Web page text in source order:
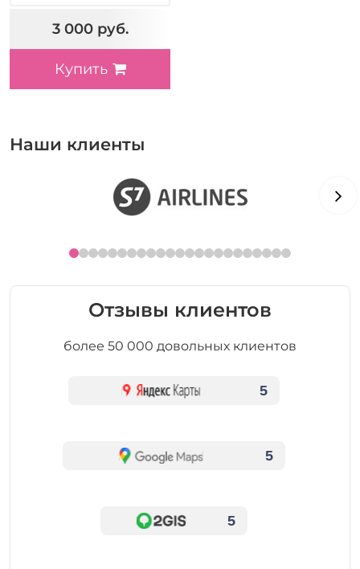
3 000 руб.
Купить
Наши клиенты
Отзывы клиентов
более 50 000 довольных клиентов
5
5
5